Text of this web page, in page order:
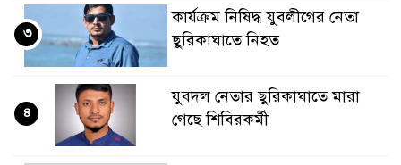
কার্যক্রম নিষিদ্ধ যুবলীগের নেতা
ছুরিকাঘাতে নিহত
৩
যুবদল নেতার ছুরিকাঘাতে মারা
গেছে শিবিরকর্মী
৪